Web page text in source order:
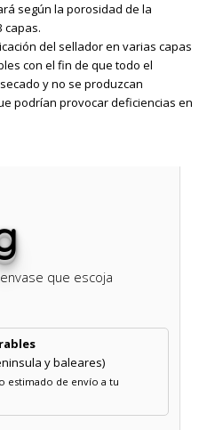
según la porosidad de la
capas.
del sellador en varias capas
con el fin de que todo el
y no se produzcan
podrían provocar deficiencias en
que escoja
y baleares)
estimado de envío a tu